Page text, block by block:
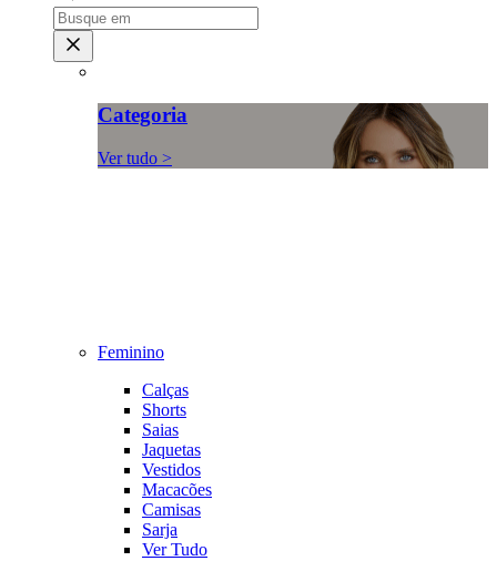
Categoria
Ver tudo >
Feminino
Calças
Shorts
Saias
Jaquetas
Vestidos
Macacões
Camisas
Sarja
Ver Tudo